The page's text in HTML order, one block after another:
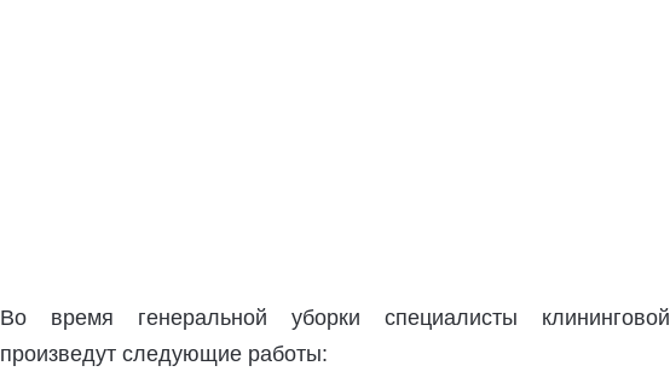
Во время генеральной уборки специалисты
произведут следующие работы: